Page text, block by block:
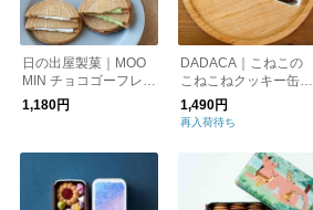
日の出屋製菓｜MOO
MIN チョコゴーフレッ
ト いちご・抹茶
1,180円
DADACA｜こねこの
こねこねクッキー缶mi
ni Happy Days
1,490円
再入荷待ち